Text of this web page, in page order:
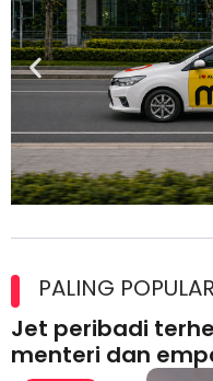
lesen separuh pertama
PALING POPULAR
Jet peribadi
menteri dan